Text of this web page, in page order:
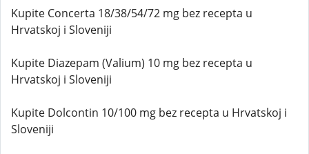
Kupite Concerta 18/38/54/72 mg bez recepta u
Hrvatskoj i Sloveniji
Kupite Diazepam (Valium) 10 mg bez recepta u
Hrvatskoj i Sloveniji
Kupite Dolcontin 10/100 mg bez recepta u Hrvatskoj i
Sloveniji